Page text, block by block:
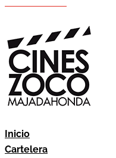
Inicio
Cartelera